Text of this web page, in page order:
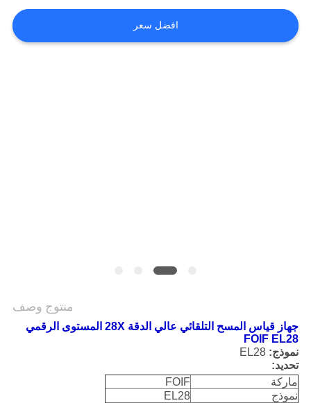
الموقع
افضل سعر
منتوج وصف
جهاز قياس المسح التلقائي عالي الدقة 28X المستوى الرقمي
FOIF EL28
نموذج: EL28
تحديد:
ماركة
FOIF
نموذج
EL28